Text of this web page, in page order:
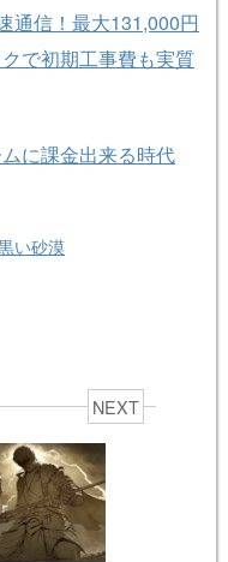
通信！最大131,000円
で初期工事費も実質
に課金出来る時代
い砂漠
NEXT